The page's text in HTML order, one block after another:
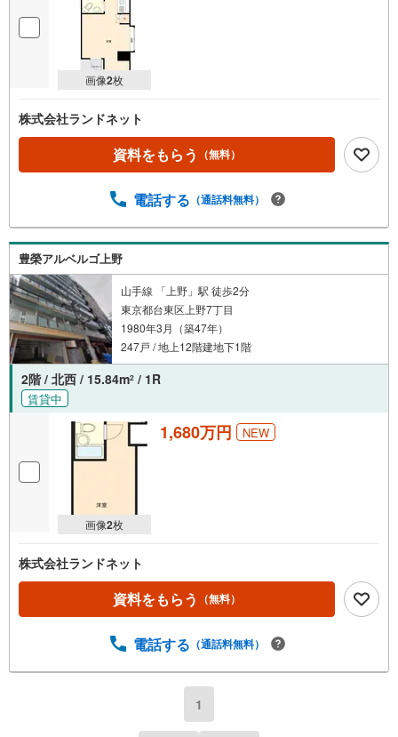
画像2枚
株式会社ランドネット
資料をもらう （無料）
電話する （通話料無料）
豊榮アルベルゴ上野
山手線 「上野」駅 徒歩2分
東京都台東区上野7丁目
1980年3月（築47年）
247戸 / 地上12階建地下1階
2階 / 北西 / 15.84m2 / 1R
賃貸中
画像2枚
1,680万円 NEW
株式会社ランドネット
資料をもらう （無料）
電話する （通話料無料）
1